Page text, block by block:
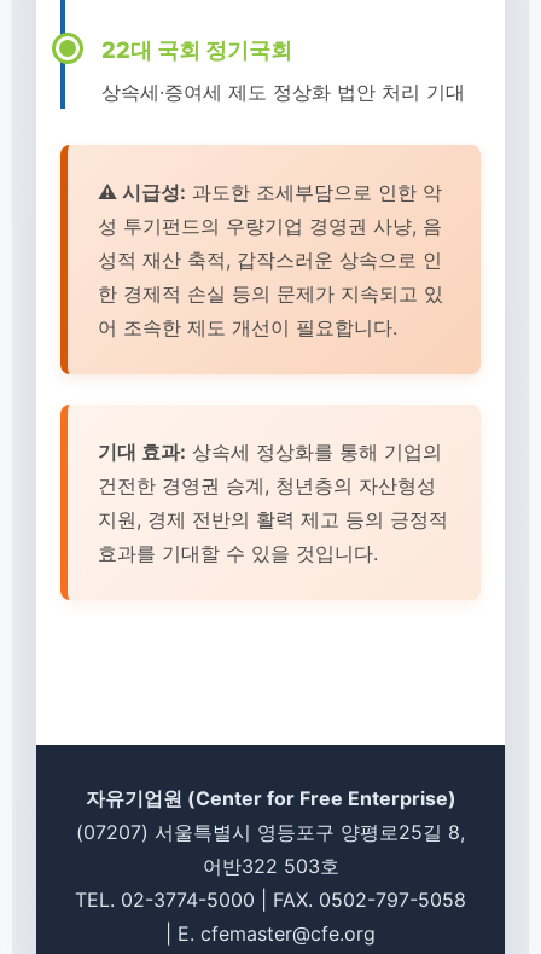
22대 국회 정기국회
상속세·증여세 제도 정상화 법안 처리 기대
⚠️ 시급성: 과도한 조세부담으로 인한 악
성 투기펀드의 우량기업 경영권 사냥, 음
성적 재산 축적, 갑작스러운 상속으로 인
한 경제적 손실 등의 문제가 지속되고 있
어 조속한 제도 개선이 필요합니다.
기대 효과: 상속세 정상화를 통해 기업의
건전한 경영권 승계, 청년층의 자산형성
지원, 경제 전반의 활력 제고 등의 긍정적
효과를 기대할 수 있을 것입니다.
자유기업원 (Center for Free Enterprise)
(07207) 서울특별시 영등포구 양평로25길 8,
어반322 503호
TEL. 02-3774-5000 | FAX. 0502-797-5058
| E. cfemaster@cfe.org